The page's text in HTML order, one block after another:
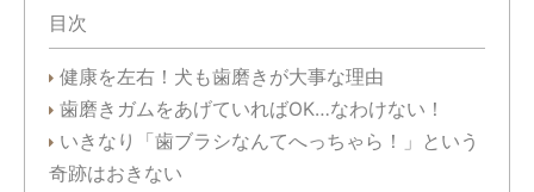
目次
健康を左右！犬も歯磨きが大事な理由
歯磨きガムをあげていればOK…なわけない！
いきなり「歯ブラシなんてへっちゃら！」という
奇跡はおきない